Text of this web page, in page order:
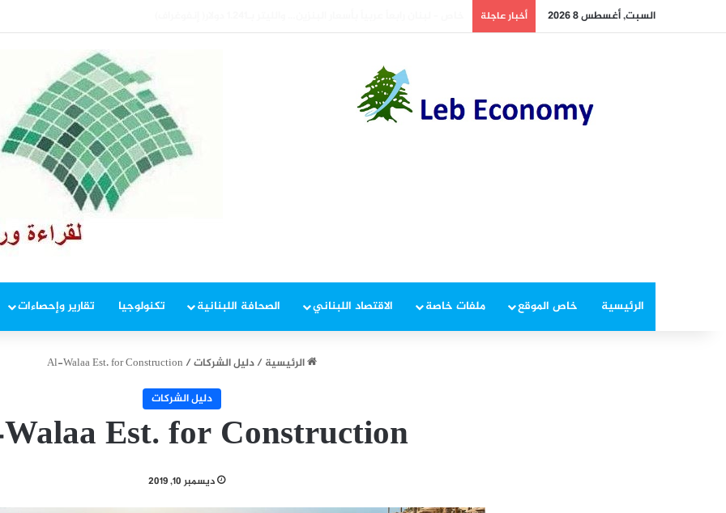
السبت, أغسطس 8 2026 أخبار عاجلة
الرئيسية خاص الموقع ملفات خاصة الاقتصاد اللبناني الصحافة اللبنانية تكنولوجيا تقارير وإحصاءات
الرئيسية / دليل الشركات/
Al-Walaa Est. for Construction
دليل الشركات
Est. for Construction
ديسمبر 10, 2019